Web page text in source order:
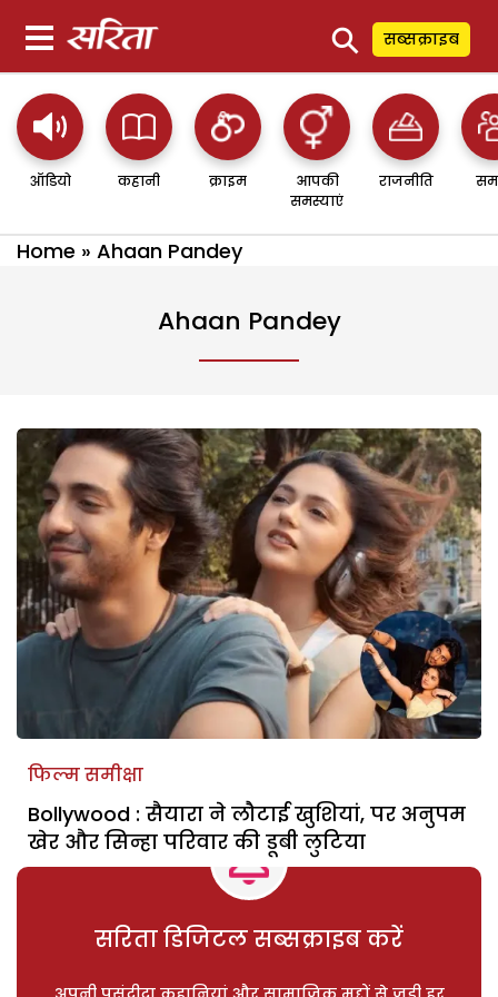
⚲ सब्सक्राइब
ऑडियो कहानी क्राइम
आपकी
समस्याएं
राजनीति
Home » Ahaan Pandey
Ahaan Pandey
फिल्म समीक्षा
Bollywood : सैयारा ने लौटाई खुशियां, पर अनुपम
खेर और सिन्हा परिवार की डूबी लुटिया
सरिता डिजिटल सब्सक्राइब करें